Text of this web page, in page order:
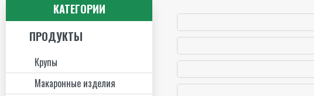
КАТЕГОРИИ
ПРОДУКТЫ
Крупы
Макаронные изделия